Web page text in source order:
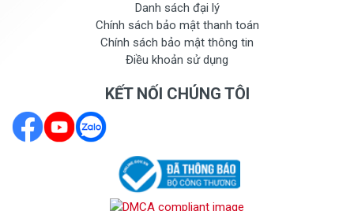
Danh sách đại lý
Chính sách bảo mật thanh toán
Chính sách bảo mật thông tin
Điều khoản sử dụng
KẾT NỐI CHÚNG TÔI